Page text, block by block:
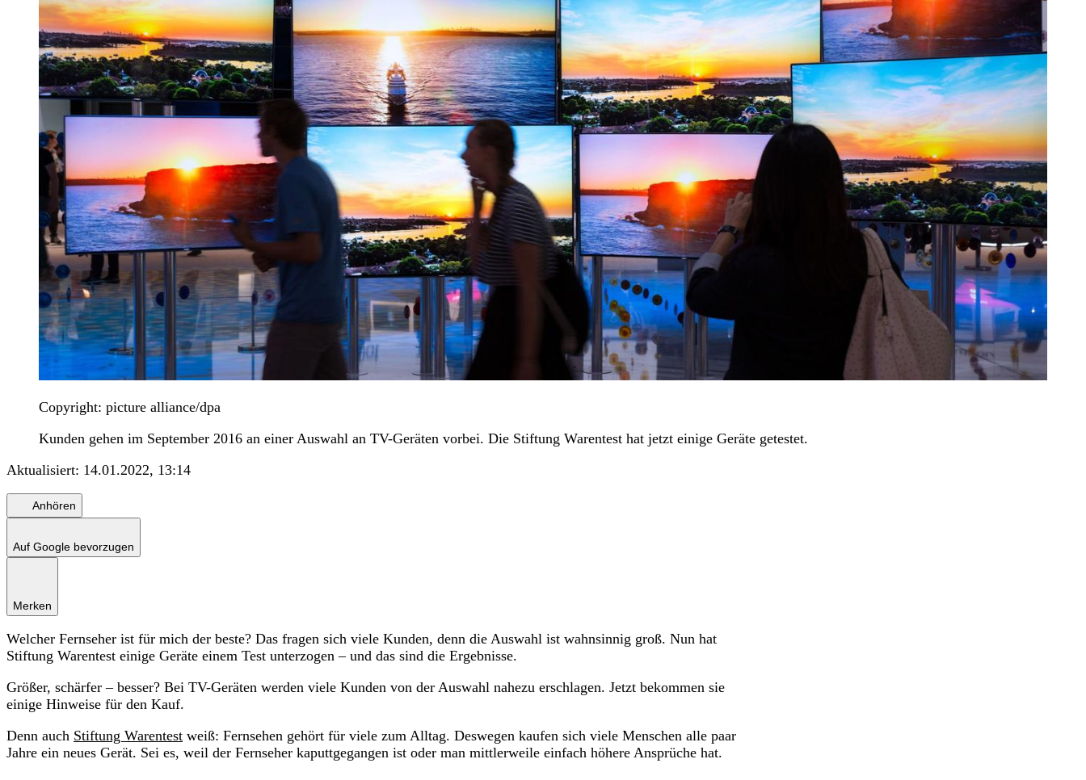
Copyright: picture alliance/dpa
Kunden gehen im September 2016 an einer Auswahl an TV-Geräten vorbei. Die Stiftung Warentest hat jetzt einige Geräte getestet.
Aktualisiert: 14.01.2022, 13:14
Anhören
Auf Google bevorzugen
Merken
Welcher Fernseher ist für mich der beste? Das fragen sich viele Kunden, denn die Auswahl ist wahnsinnig groß. Nun hat
Stiftung Warentest einige Geräte einem Test unterzogen – und das sind die Ergebnisse.
Größer, schärfer – besser? Bei TV-Geräten werden viele Kunden von der Auswahl nahezu erschlagen. Jetzt bekommen sie
einige Hinweise für den Kauf.
Denn auch Stiftung Warentest weiß: Fernsehen gehört für viele zum Alltag. Deswegen kaufen sich viele Menschen alle paar
Jahre ein neues Gerät. Sei es, weil der Fernseher kaputtgegangen ist oder man mittlerweile einfach höhere Ansprüche hat.